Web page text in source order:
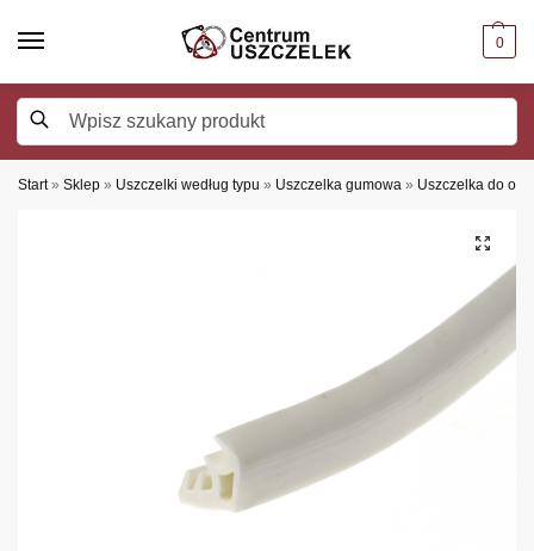
0
Start » Sklep » Uszczelki według typu » Uszczelka gumowa » Uszczelka do